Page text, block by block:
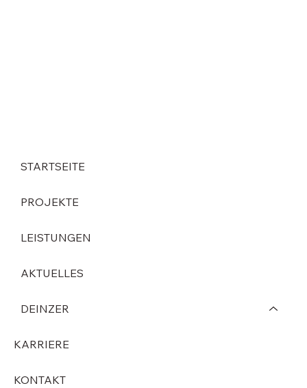
STARTSEITE
PROJEKTE
LEISTUNGEN
AKTUELLES
DEINZER
KARRIERE
KONTAKT